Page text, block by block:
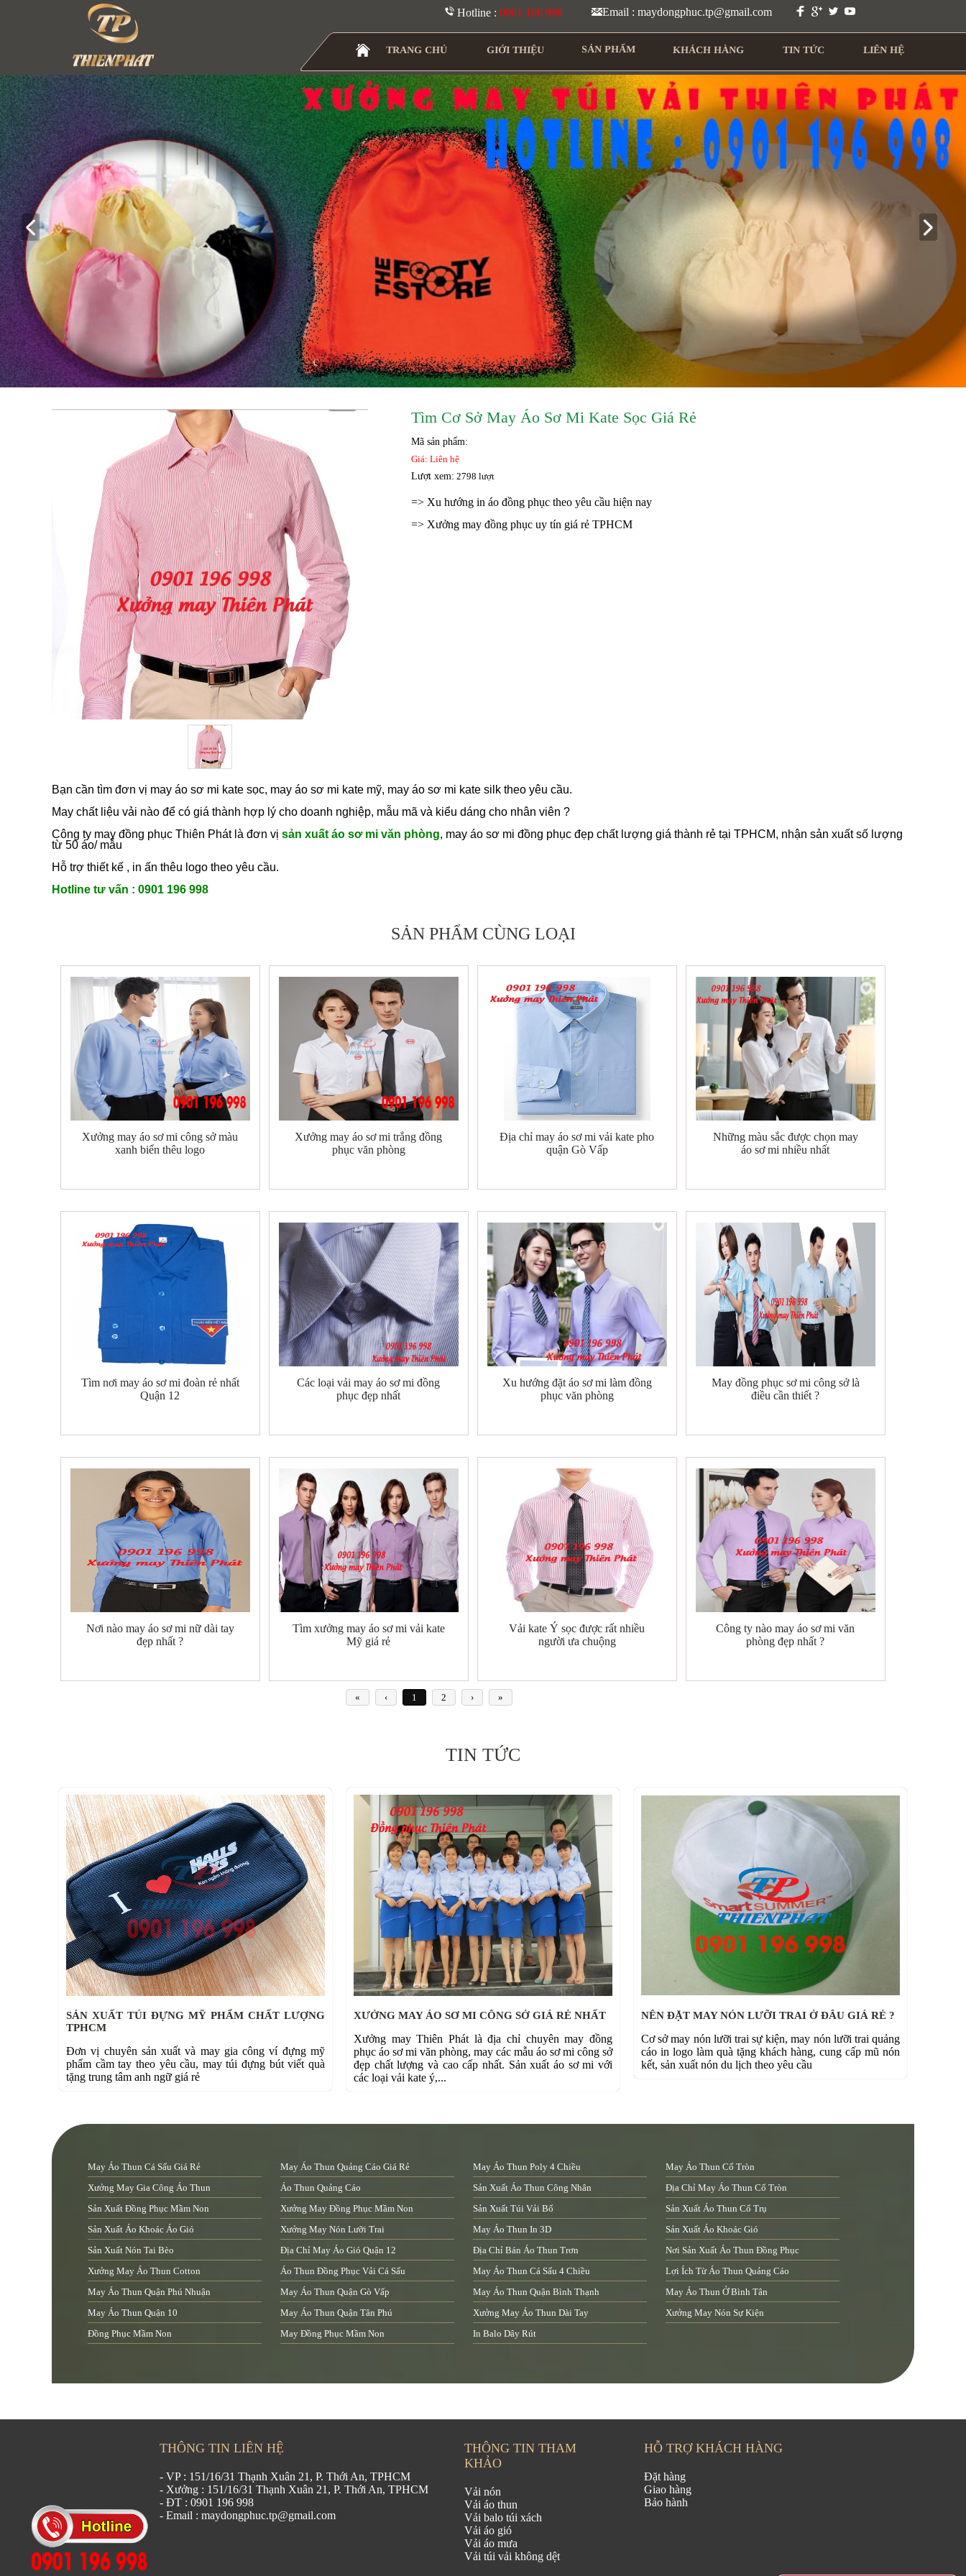
Email : maydongphuc.tp@gmail.com
Hotline : 0901 196 998
TRANG CHỦ GIỚI THIỆU SẢN PHẨM KHÁCH HÀNG TIN TỨC LIÊN HỆ
Tìm Cơ Sở May Áo Sơ Mi Kate Sọc Giá Rẻ
Mã sản phẩm:
Giá: Liên hệ
Lượt xem: 2798 lượt
=> Xu hướng in áo đồng phục theo yêu cầu hiện nay
=> Xưởng may đồng phục uy tín giá rẻ TPHCM
Bạn cần tìm đơn vị may áo sơ mi kate sọc, may áo sơ mi kate mỹ, may áo sơ mi kate silk theo yêu cầu.
May chất liệu vải nào để có giá thành hợp lý cho doanh nghiệp, mẫu mã và kiểu dáng cho nhân viên ?
Công ty may đồng phục Thiên Phát là đơn vị sản xuất áo sơ mi văn phòng, may áo sơ mi đồng phục đẹp chất lượng giá thành rẻ tại TPHCM, nhận sản xuất số lượng
từ 50 áo/ mẫu
Hỗ trợ thiết kế , in ấn thêu logo theo yêu cầu.
Hotline tư vấn : 0901 196 998
SẢN PHẨM CÙNG LOẠI
Xưởng may áo sơ mi công sở màu
xanh biển thêu logo
Xưởng may áo sơ mi trắng đồng
phục văn phòng
Địa chỉ may áo sơ mi vải kate pho
quận Gò Vấp
Những màu sắc được chọn may
áo sơ mi nhiều nhất
Tìm nơi may áo sơ mi đoàn rẻ nhất
Quận 12
Các loại vải may áo sơ mi đồng
phục đẹp nhất
Xu hướng đặt áo sơ mi làm đồng
phục văn phòng
May đồng phục sơ mi công sở là
điều cần thiết ?
Nơi nào may áo sơ mi nữ dài tay
đẹp nhất ?
Tìm xưởng may áo sơ mi vải kate
Mỹ giá rẻ
Vải kate Ý sọc được rất nhiều
người ưa chuộng
Công ty nào may áo sơ mi văn
phòng đẹp nhất ?
« ‹ 1 2 › »
TIN TỨC
SẢN XUẤT TÚI ĐỰNG MỸ PHẨM CHẤT LƯỢNG
TPHCM
Đơn vị chuyên sản xuất và may gia công ví đựng mỹ
phẩm cầm tay theo yêu cầu, may túi đựng bút viết quà
tặng trung tâm anh ngữ giá rẻ
XƯỞNG MAY ÁO SƠ MI CÔNG SỞ GIÁ RẺ NHẤT
Xưởng may Thiên Phát là địa chỉ chuyên may đồng
phục áo sơ mi văn phòng, may các mẫu áo sơ mi công sở
đẹp chất lượng và cao cấp nhất. Sản xuất áo sơ mi với
các loại vải kate ý,...
NÊN ĐẶT MAY NÓN LƯỠI TRAI Ở ĐÂU GIÁ RẺ ?
Cơ sở may nón lưỡi trai sự kiện, may nón lưỡi trai quảng
cáo in logo làm quà tặng khách hàng, cung cấp mũ nón
kết, sản xuất nón du lịch theo yêu cầu
May Áo Thun Cá Sấu Giá Rẻ May Áo Thun Quảng Cáo Giá Rẻ May Áo Thun Poly 4 Chiều
May Áo Thun Cổ Tròn
Xưởng May Gia Công Áo Thun
Áo Thun Quảng Cáo Sản Xuất Áo Thun Công Nhân
Địa Chỉ May Áo Thun Cổ Tròn
Sản Xuất Đồng Phục Mầm Non
Xưởng May Đồng Phục Mầm Non Sản Xuất Túi Vải Bố
Sản Xuất Áo Thun Cổ Trụ
Sản Xuất Áo Khoác Áo Gió
Xưởng May Nón Lưỡi Trai May Áo Thun In 3D
Sản Xuất Áo Khoác Gió
Sản Xuất Nón Tai Bèo
Địa Chỉ May Áo Gió Quận 12 Địa Chỉ Bán Áo Thun Trơn
Nơi Sản Xuất Áo Thun Đồng Phục
Xưởng May Áo Thun Cotton
Áo Thun Đồng Phục Vải Cá Sấu May Áo Thun Cá Sấu 4 Chiều
Lợi Ích Từ Áo Thun Quảng Cáo
May Áo Thun Quận Phú Nhuận
May Áo Thun Quận Gò Vấp May Áo Thun Quận Bình Thạnh
May Áo Thun Ở Bình Tân
May Áo Thun Quận 10
May Áo Thun Quận Tân Phú Xưởng May Áo Thun Dài Tay
Xưởng May Nón Sự Kiện
Đồng Phục Mầm Non
May Đồng Phục Mầm Non In Balo Dây Rút
THÔNG TIN LIÊN HỆ
- VP : 151/16/31 Thạnh Xuân 21, P. Thới An, TPHCM
- Xưởng : 151/16/31 Thạnh Xuân 21, P. Thới An, TPHCM
- ĐT : 0901 196 998
- Email : maydongphuc.tp@gmail.com
THÔNG TIN THAM
KHẢO
Vải nón
Vải áo thun
Vải balo túi xách
Vải áo gió
Vải áo mưa
Vải túi vải không dệt
HỖ TRỢ KHÁCH HÀNG
Đặt hàng
Giao hàng
Bảo hành